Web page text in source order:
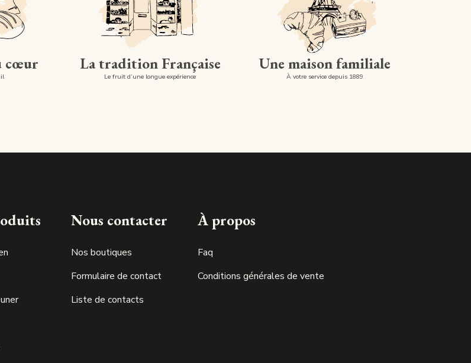
cœur La tradition Française
Le fruit d’une longue expérience
Une maison familiale
À votre service depuis 1889
Nous contacter
Nos boutiques
Formulaire de contact
Liste de contacts
À propos
Faq
Conditions générales de vente